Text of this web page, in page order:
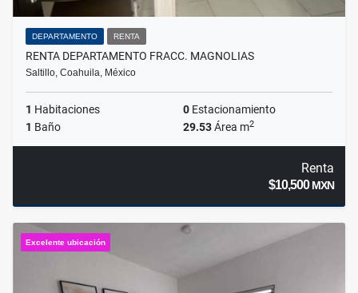
DEPARTAMENTO RENTA
RENTA DEPARTAMENTO FRACC. MAGNOLIAS
Saltillo, Coahuila, México
1 Habitaciones 0 Estacionamiento
1 Baño 29.53Área m2
Renta
$10,500MXN
Excelente ubicación